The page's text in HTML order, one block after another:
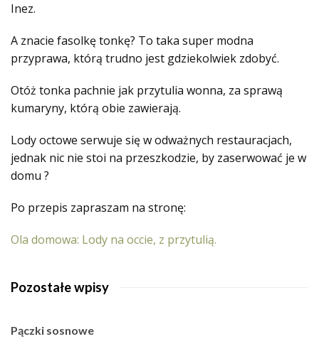
Inez.
A znacie fasolkę tonkę? To taka super modna
przyprawa, którą trudno jest gdziekolwiek zdobyć.
Otóż tonka pachnie jak przytulia wonna, za sprawą
kumaryny, którą obie zawierają.
Lody octowe serwuje się w odważnych restauracjach,
jednak nic nie stoi na przeszkodzie, by zaserwować je w
domu ?
Po przepis zapraszam na stronę:
Ola domowa: Lody na occie, z przytulią.
Pozostałe wpisy
Pączki sosnowe